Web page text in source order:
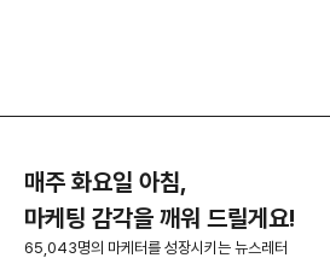
매주 화요일 아침,
마케팅 감각을 깨워 드릴게요!
65,043명의 마케터를 성장시키는 뉴스레터